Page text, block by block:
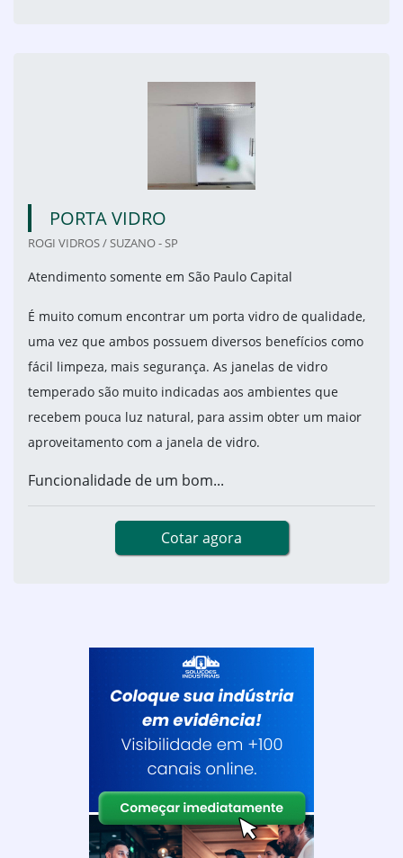
PORTA VIDRO
ROGI VIDROS / SUZANO - SP
Atendimento somente em São Paulo Capital
É muito comum encontrar um porta vidro de qualidade,
uma vez que ambos possuem diversos benefícios como
fácil limpeza, mais segurança. As janelas de vidro
temperado são muito indicadas aos ambientes que
recebem pouca luz natural, para assim obter um maior
aproveitamento com a janela de vidro.
Funcionalidade de um bom...
Cotar agora